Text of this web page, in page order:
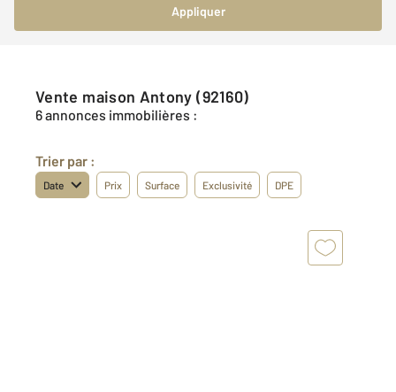
Appliquer
Vente maison Antony (92160)
6 annonces immobilières :
Trier par :
Date Prix Surface Exclusivité DPE